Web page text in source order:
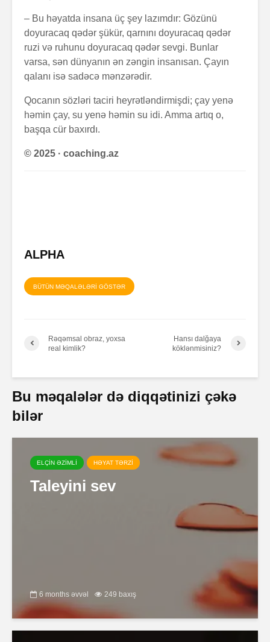
– Bu həyatda insana üç şey lazımdır: Gözünü
doyuracaq qədər şükür, qarnını doyuracaq qədər
ruzi və ruhunu doyuracaq qədər sevgi. Bunlar
varsa, sən dünyanın ən zəngin insanısan. Çayın
qalanı isə sadəcə mənzərədir.
Qocanın sözləri taciri heyrətləndirmişdi; çay yenə
həmin çay, su yenə həmin su idi. Amma artıq o,
başqa cür baxırdı.
© 2025 · coaching.az
ALPHA
BÜTÜN MƏQALƏLƏRİ GÖSTƏR
Rəqəmsal obraz, yoxsa
real kimlik?
Hansı dalğaya
köklənmisiniz?
Bu məqalələr də diqqətinizi çəkə
bilər
ELÇİN ƏZİMLİ HƏYAT TƏRZİ
Taleyini sev
6 months əvvəl 249 baxış